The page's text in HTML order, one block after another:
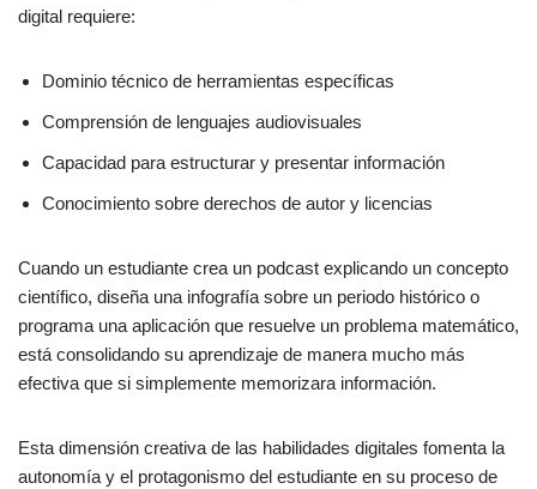
digital requiere:
Dominio técnico de herramientas específicas
Comprensión de lenguajes audiovisuales
Capacidad para estructurar y presentar información
Conocimiento sobre derechos de autor y licencias
Cuando un estudiante crea un podcast explicando un concepto
científico, diseña una infografía sobre un periodo histórico o
programa una aplicación que resuelve un problema matemático,
está consolidando su aprendizaje de manera mucho más
efectiva que si simplemente memorizara información.
Esta dimensión creativa de las habilidades digitales fomenta la
autonomía y el protagonismo del estudiante en su proceso de